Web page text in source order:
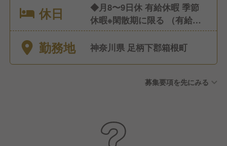
休日
◆月8〜9日休 有給休暇 季節
休暇※閑散期に限る （有給と
合わせて１週間の休暇が取得
可能） その他 育児休暇、特
勤務地 神奈川県 足柄下郡箱根町
募集要項を先にみる